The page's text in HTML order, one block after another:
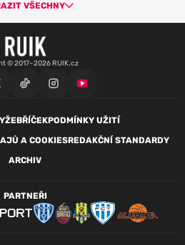
VŠECHNY
© 2017–2026 RUIK.cz
ŽEBŘÍČEKPODMÍNKY UŽITÍ
A COOKIESREDAKČNÍ STANDARDY
ARCHIV
PARTNEŘI